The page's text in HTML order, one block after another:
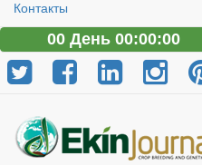
Контакты
00 День 00:00:00